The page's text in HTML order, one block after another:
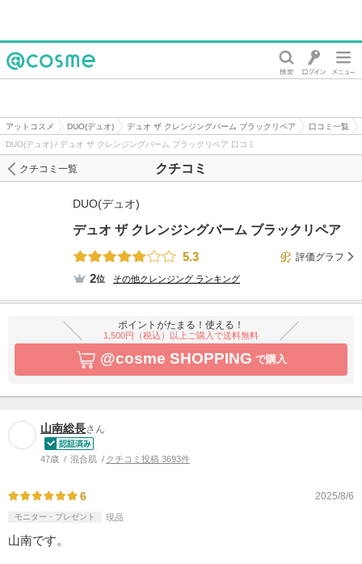
アットコスメ DUO(デュオ) デュオ ザ クレンジングバーム ブラックリペア
口コミ一覧
DUO(デュオ) / デュオ ザ クレンジングバーム ブラックリペア 口コミ
クチコミ
クチコミ一覧
DUO(デュオ)
デュオ ザ クレンジングバーム ブラックリペア
5.3
評価グラフ
2位 その他クレンジング ランキング
ポイントがたまる！使える！
1,500円（税込）以上ご購入で送料無料
@cosme SHOPPING で購入
山南総長さん
47歳 混合肌 クチコミ投稿 3693件
6 2025/8/6
モニター・プレゼント 現品
山南です。